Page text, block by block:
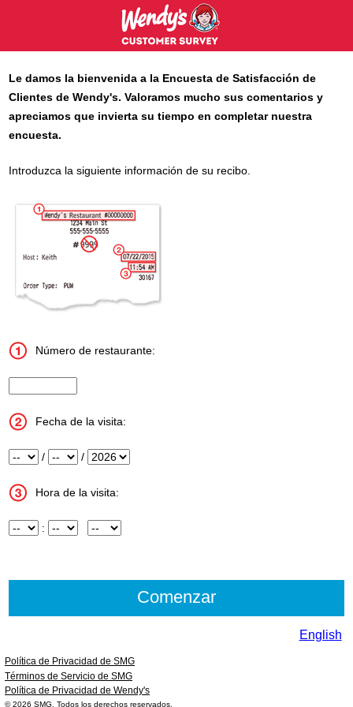
Le damos la bienvenida a la Encuesta de Satisfacción de
Clientes deWendy's. Valoramos mucho sus comentarios y
apreciamos que invierta su tiempo en completar nuestra
encuesta.
Introduzca la siguiente información de su recibo.
Número de restaurante:
Fecha de la visita:
Mes / Día / Año
Hora de la visita:
Hora : Minuto InputMeridian
English
Política de Privacidad de SMG
Términos de Servicio de SMG
Política de Privacidad de Wendy's
© 2026 SMG . Todos los derechos reservados.